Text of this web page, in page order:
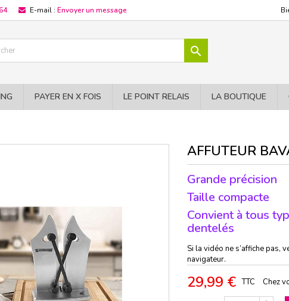
E-mail : Envoyer un message

PAYER EN X FOIS LE POINT RELAIS LA BOUTIQUE
AFFUTEUR
Grande précision
Taille compacte
Convient à tous
dentelés
Si la vidéo ne s’affiche pas,
navigateur.
29,99 € TTC Chez